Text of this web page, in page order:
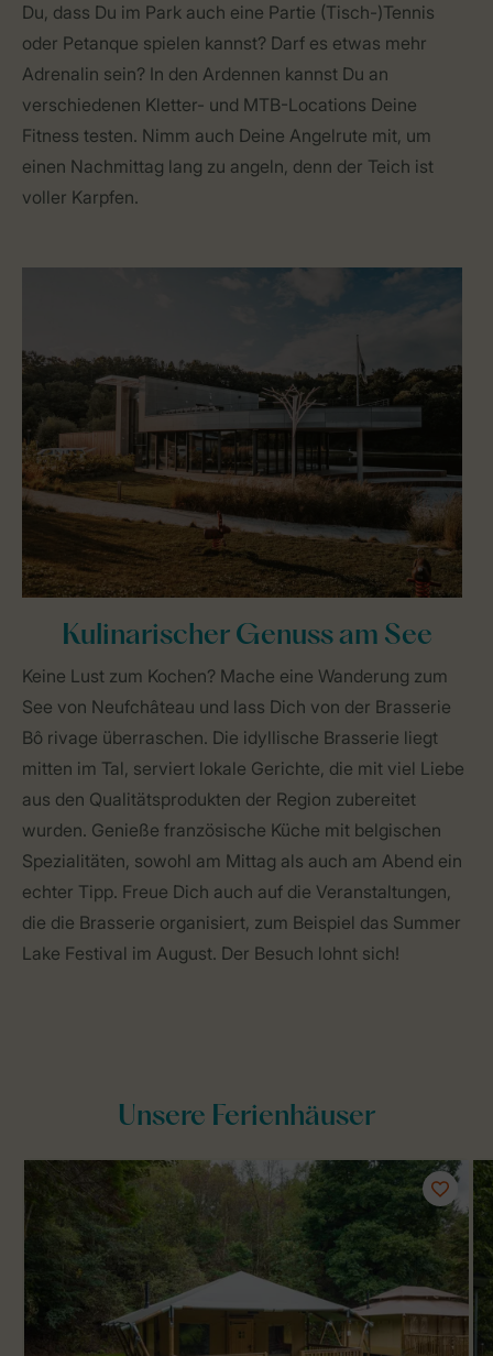
Du, dass Du im Park auch eine Partie (Tisch-)Tennis
oder Petanque spielen kannst? Darf es etwas mehr
Adrenalin sein? In den Ardennen kannst Du an
verschiedenen Kletter- und MTB-Locations Deine
Fitness testen. Nimm auch Deine Angelrute mit, um
einen Nachmittag lang zu angeln, denn der Teich ist
voller Karpfen.
Kulinarischer Genuss am See
Keine Lust zum Kochen? Mache eine Wanderung zum
See von Neufchâteau und lass Dich von der Brasserie
Bô rivage überraschen. Die idyllische Brasserie liegt
mitten im Tal, serviert lokale Gerichte, die mit viel Liebe
aus den Qualitätsprodukten der Region zubereitet
wurden. Genieße französische Küche mit belgischen
Spezialitäten, sowohl am Mittag als auch am Abend ein
echter Tipp. Freue Dich auch auf die Veranstaltungen,
die die Brasserie organisiert, zum Beispiel das Summer
Lake Festival im August. Der Besuch lohnt sich!